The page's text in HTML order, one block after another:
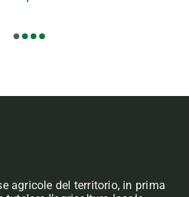
agricole del territorio, in prima